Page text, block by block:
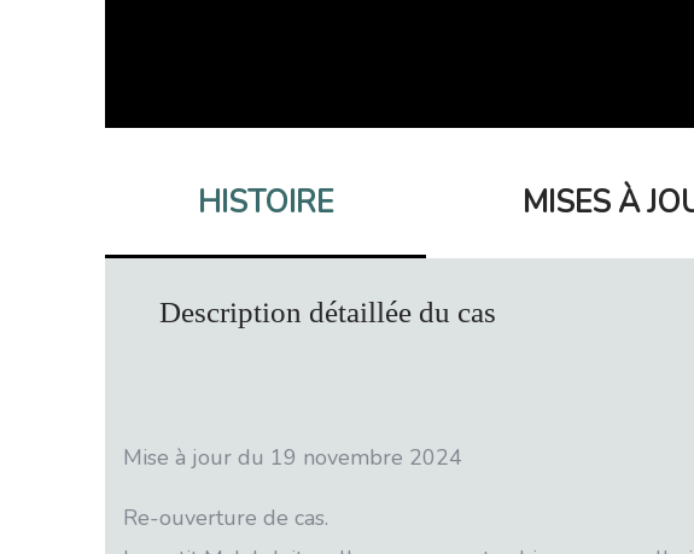
HISTOIRE MISES À
Description détaillée du cas
Mise à jour du 19 novembre 2024
Re-ouverture de cas.